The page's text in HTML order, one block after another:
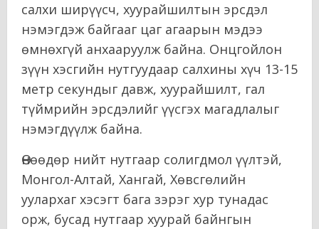
салхи ширүүсч, хуурайшилтын эрсдэл
нэмэгдэж байгааг цаг агаарын мэдээ
өмнөхгүй анхааруулж байна. Онцгойлон
зүүн хэсгийн нутгуудаар салхины хүч 13-15
метр секундыг давж, хуурайшилт, гал
түймрийн эрсдэлийг үүсгэх магадлалыг
нэмэгдүүлж байна.
Өнөөдөр нийт нутгаар солигдмол үүлтэй,
Монгол-Алтай, Хангай, Хөвсгөлийн
уулархаг хэсэгт бага зэрэг хур тунадас
орж, бусад нутгаар хуурай байнгын